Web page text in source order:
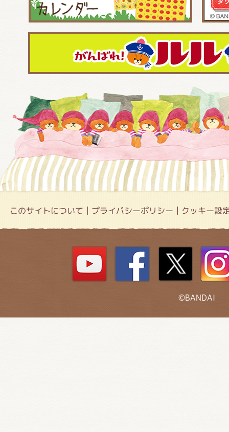
このサイトについて プライバシーポリシー クッキー設
©BANDAI